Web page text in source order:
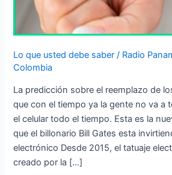
Lo que usted debe saber / Radio
Colombia
La predicción sobre el reemplazo de
que con el tiempo ya la gente no va a
el celular todo el tiempo. Esta es la
que el billonario Bill Gates esta
electrónico Desde 2015, el tatuaje
creado por la […]